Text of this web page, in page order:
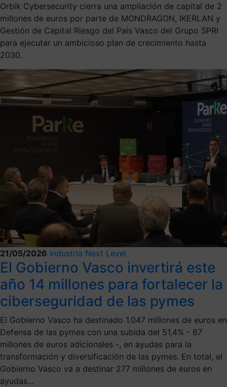
Orbik Cybersecurity cierra una ampliación de capital de 2
millones de euros por parte de MONDRAGON, IKERLAN y
Gestión de Capital Riesgo del País Vasco del Grupo SPRI
para ejecutar un ambicioso plan de crecimiento hasta
2030.
21/05/2026 Industria Next Level
El Gobierno Vasco invertirá este
año 14 millones para fortalecer la
ciberseguridad de las pymes
El Gobierno Vasco ha destinado 1.047 millones de euros en
Defensa de las pymes con una subida del 51,4% - 87
millones de euros adicionales -, en ayudas para la
transformación y diversificación de las pymes. En total, el
Gobierno Vasco va a destinar 277 millones de euros en
ayudas...